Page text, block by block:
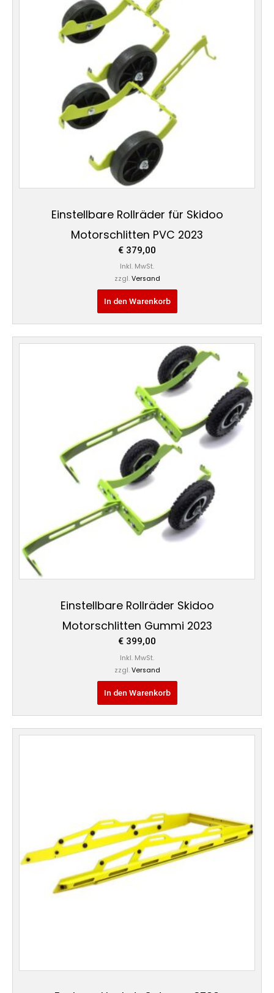
Einstellbare Rollräder für Skidoo
Motorschlitten PVC 2023
€ 379,00
Inkl. MwSt.
zzgl. Versand
In den Warenkorb
Einstellbare Rollräder Skidoo
Motorschlitten Gummi 2023
€ 399,00
Inkl. MwSt.
zzgl. Versand
In den Warenkorb
Dieses
auf.
Die
Optionen
können
auf